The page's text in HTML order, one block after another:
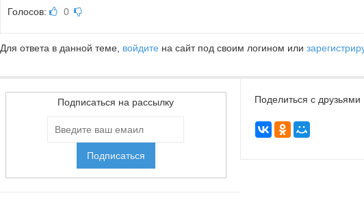
Голосов:
0
Для ответа в данной теме, войдите на сайт под своим логином или
Подписаться на рассылку Поделиться с друзьями